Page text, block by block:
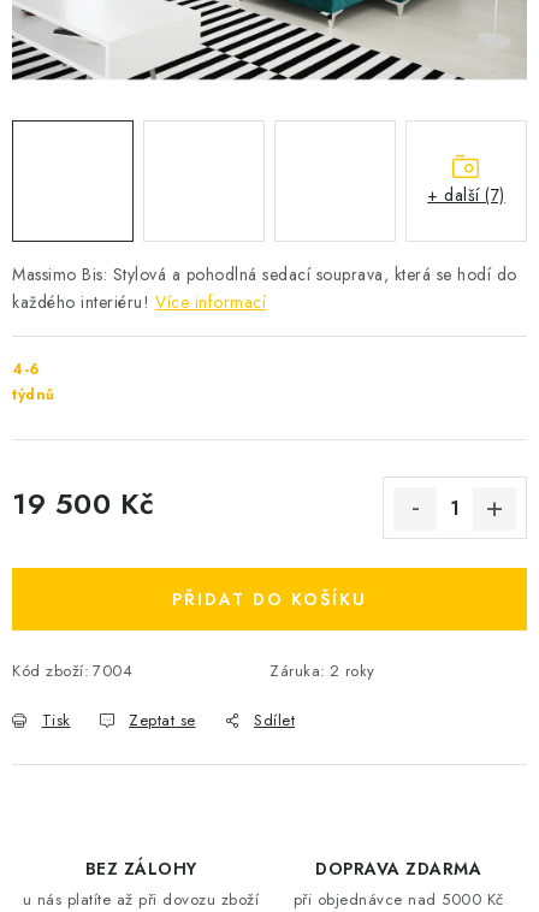
Cenník dopravy Kontakty
Massimo Bis: Stylová a pohodlná sedací souprava, která se hodí do
každého interiéru! Více informací
4-6
týdnů
19 500 Kč
PŘIDAT DO KOŠÍKU
Kód zboží: 7004 Záruka: 2 roky
Tisk Zeptat se Sdílet
+ další (7)
BEZ ZÁLOHY
u nás platíte až při dovozu zboží
DOPRAVA ZDARMA
při objednávce nad 5000 Kč